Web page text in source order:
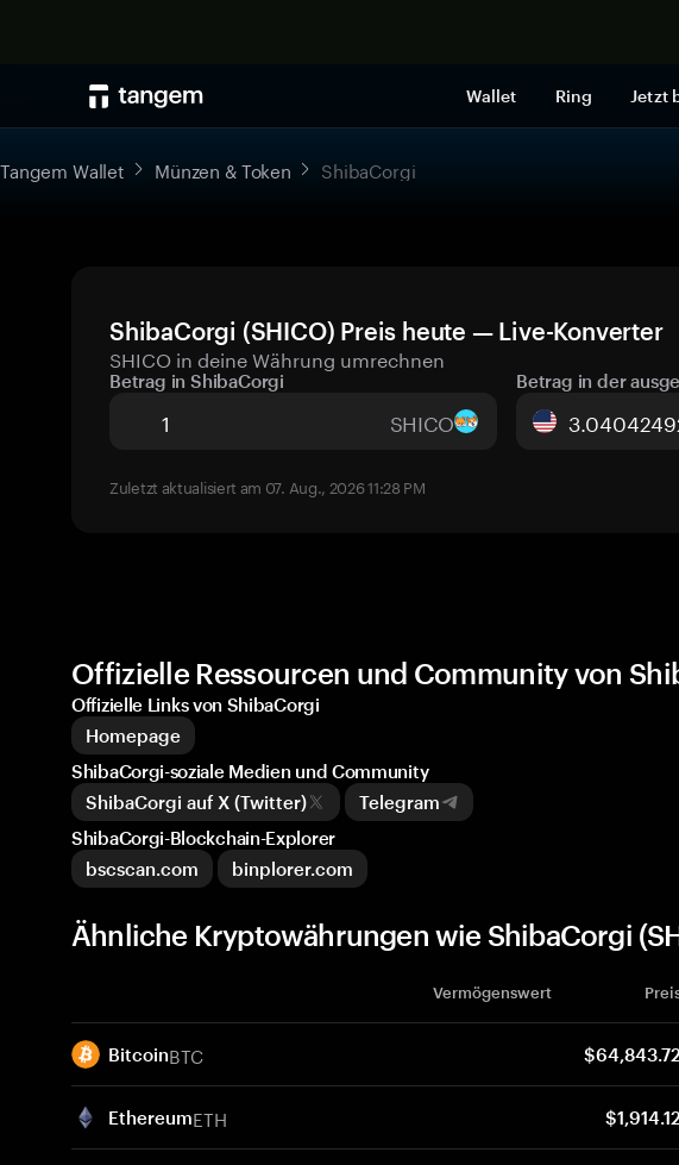
Wallet Ring Jetzt
Tangem Wallet Münzen & Token ShibaCorgi
ShibaCorgi (SHICO) Preis heute — Live-Konverter
SHICO in deine Währung umrechnen
Betrag in ShibaCorgi
SHICO
Betrag in der
Zuletzt aktualisiert am 07. Aug., 2026 11:28 PM
Offizielle Ressourcen und Community von
Offizielle Links von ShibaCorgi
Homepage
ShibaCorgi-soziale Medien und Community
ShibaCorgi auf X (Twitter)
Telegram
ShibaCorgi-Blockchain-Explorer
bscscan.com
binplorer.com
Ähnliche Kryptowährungen wie ShibaCorgi
Vermögenswert
BitcoinBTC $64,843.72
EthereumETH $1,914.12